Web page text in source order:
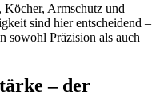
Köcher, Armschutz und
sind hier entscheidend –
sowohl Präzision als auch
– der